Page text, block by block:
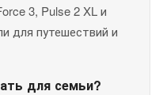
3, Pulse 2 XL и
для путешествий и
для семьи?